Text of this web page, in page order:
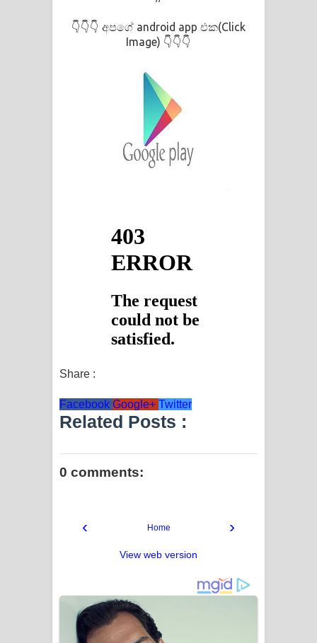
Kaalaya Song Lyrics - කාලය ගීතයේ පද
පෙළ
Sandata Duka Hithila Song Lyrics -
සඳට දුක හිතිලා ගීතයේ පද පෙළ
Father Song Lyrics - ෆාදර් ගීතයේ පද
පෙළ
Dannawada Mawa Song Lyrics -
දන්නවාද මාව ගීතයේ පද පෙළ
👇👇👇 අපගේ android app එක(Click
Image) 👇👇👇
Share :
Facebook Google+ Twitter
Related Posts :
0 comments:
‹ ›
Home
View web version